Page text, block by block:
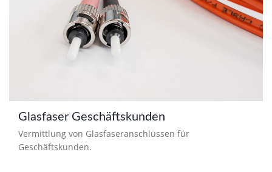
Glasfaser Geschäftskunden
Vermittlung von Glasfaseranschlüssen für
Geschäftskunden.